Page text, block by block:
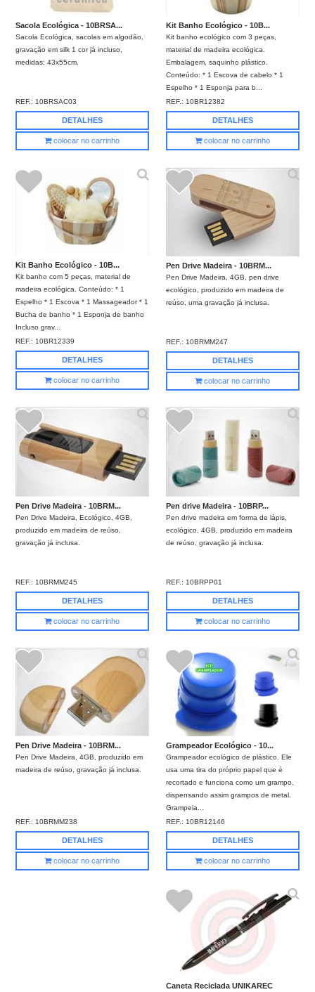
Sacola Ecológica - 10BRSA...
Sacola Ecológica, sacolas em algodão,
gravação em silk 1 cor já incluso,
medidas: 43x55cm.
REF.:10BRSAC03
DETALHES
colocar no carrinho
Kit Banho Ecológico - 10B...
Kit banho ecológico com 3 peças,
material de madeira ecológica.
Embalagem, saquinho plástico.
Conteúdo: * 1 Escova de cabelo * 1
Espelho * 1 Esponja para b...
REF.:10BR12382
DETALHES
colocar no carrinho
Kit Banho Ecológico - 10B...
Kit banho com 5 peças, material de
madeira ecológica. Conteúdo: * 1
Espelho * 1 Escova * 1 Massageador * 1
Bucha de banho * 1 Esponja de banho
Incluso grav...
REF.:10BR12339
DETALHES
colocar no carrinho
Pen Drive Madeira - 10BRM...
Pen Drive Madeira, 4GB, pen drive
ecológico, produzido em madeira de
reúso, uma gravação já inclusa.
REF.: 10BRMM247
DETALHES
colocar no carrinho
Pen Drive Madeira - 10BRM...
Pen Drive Madeira, Ecológico, 4GB,
produzido em madeira de reúso,
gravação já inclusa.
REF.: 10BRMM245
DETALHES
colocar no carrinho
Pen drive Madeira - 10BRP...
Pen drive madeira em forma de lápis,
ecológico, 4GB, produzido em madeira
de reúso, gravação já inclusa.
REF.: 10BRPP01
DETALHES
colocar no carrinho
Pen Drive Madeira - 10BRM...
Pen Drive Madeira, 4GB, produzido em
madeira de reúso, gravação já inclusa.
REF.:10BRMM238
DETALHES
colocar no carrinho
Grampeador Ecológico - 10...
Grampeador ecológico de plástico. Ele
usa uma tira do próprio papel que é
recortado e funciona como um grampo,
dispensando assim grampos de metal.
Grampeia...
REF.: 10BR12146
DETALHES
colocar no carrinho
Caneta Reciclada UNIKAREC